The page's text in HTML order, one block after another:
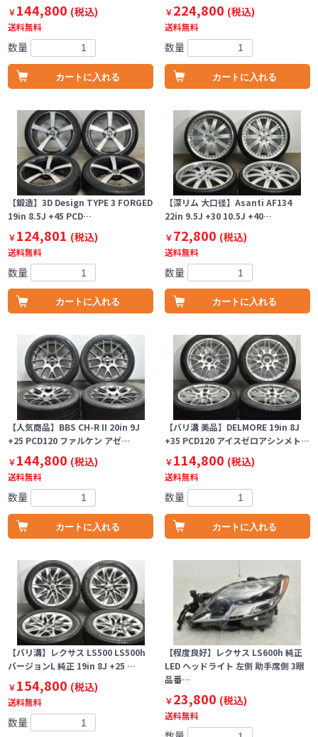
￥144,800 (税込)
送料無料
数量
カートに入れる
￥224,800 (税込)
送料無料
数量
カートに入れる
【鍛造】3D Design TYPE 3 FORGED
19in 8.5J +45 PCD…
￥124,801 (税込)
送料無料
数量
カートに入れる
【深リム 大口径】Asanti AF134
22in 9.5J +30 10.5J +40…
￥72,800 (税込)
送料無料
数量
カートに入れる
【人気商品】BBS CH-R II 20in 9J
+25 PCD120 ファルケン アゼ…
￥144,800 (税込)
送料無料
数量
カートに入れる
【バリ溝 美品】DELMORE 19in 8J
+35 PCD120 アイスゼロアシンメト…
￥114,800 (税込)
送料無料
数量
カートに入れる
【バリ溝】レクサス LS500 LS500h
バージョンL 純正 19in 8J +25 …
￥154,800 (税込)
送料無料
数量
【程度良好】レクサス LS600h 純正
LED ヘッドライト 左側 助手席側 3眼
品番…
￥23,800 (税込)
送料無料